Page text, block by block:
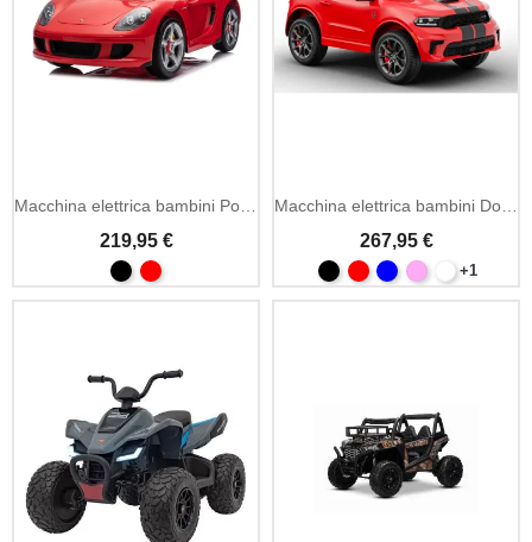
Macchina elettrica bambini Porsche 911 Carrera
219,95 €
Macchina elettrica bambini Dodge Durango
267,95 €
+1